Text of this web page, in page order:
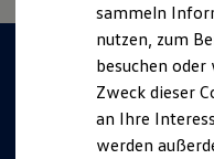
Reichweite
Laden
Laden
Laden
sammeln
nutzen, zum
besuchen oder
Zweck dieser
an Ihre
werden